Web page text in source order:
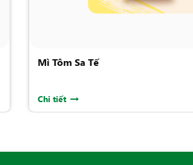
Mì Tôm Sa Tế
Chi tiết